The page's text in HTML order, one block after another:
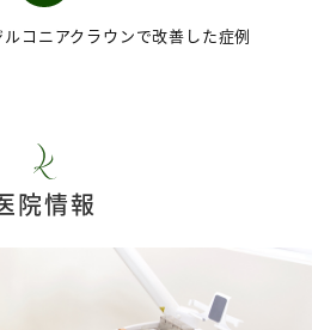
コニアクラウンで改善した症例
院情報